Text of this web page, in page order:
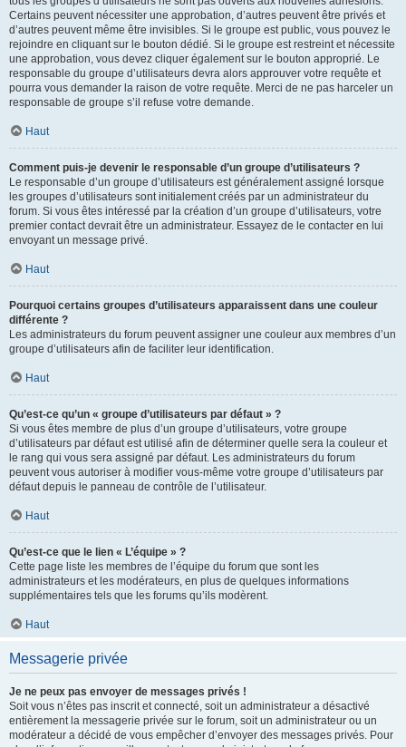
Certains peuvent nécessiter une approbation, d’autres peuvent être privés et
d’autres peuvent même être invisibles. Si le groupe est public, vous pouvez le
rejoindre en cliquant sur le bouton dédié. Si le groupe est restreint et nécessite
une approbation, vous devez cliquer également sur le bouton approprié. Le
responsable du groupe d’utilisateurs devra alors approuver votre requête et
pourra vous demander la raison de votre requête. Merci de ne pas harceler un
responsable de groupe s’il refuse votre demande.
Haut
Comment puis-je devenir le responsable d’un groupe d’utilisateurs ?
Le responsable d’un groupe d’utilisateurs est généralement assigné lorsque
les groupes d’utilisateurs sont initialement créés par un administrateur du
forum. Si vous êtes intéressé par la création d’un groupe d’utilisateurs, votre
premier contact devrait être un administrateur. Essayez de le contacter en lui
envoyant un message privé.
Haut
Pourquoi certains groupes d’utilisateurs apparaissent dans une couleur
différente ?
Les administrateurs du forum peuvent assigner une couleur aux membres d’un
groupe d’utilisateurs afin de faciliter leur identification.
Haut
Qu’est-ce qu’un « groupe d’utilisateurs par défaut » ?
Si vous êtes membre de plus d’un groupe d’utilisateurs, votre groupe
d’utilisateurs par défaut est utilisé afin de déterminer quelle sera la couleur et
le rang qui vous sera assigné par défaut. Les administrateurs du forum
peuvent vous autoriser à modifier vous-même votre groupe d’utilisateurs par
défaut depuis le panneau de contrôle de l’utilisateur.
Haut
Qu’est-ce que le lien « L’équipe » ?
Cette page liste les membres de l’équipe du forum que sont les
administrateurs et les modérateurs, en plus de quelques informations
supplémentaires tels que les forums qu’ils modèrent.
Haut
Messagerie privée
Je ne peux pas envoyer de messages privés !
Soit vous n’êtes pas inscrit et connecté, soit un administrateur a désactivé
entièrement la messagerie privée sur le forum, soit un administrateur ou un
modérateur a décidé de vous empêcher d’envoyer des messages privés. Pour